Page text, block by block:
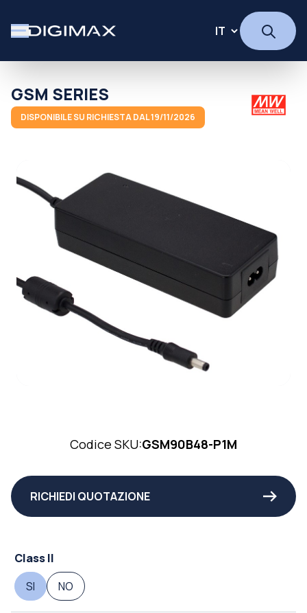
GSM SERIES
DISPONIBILE SU RICHIESTA DAL 19/11/2026
Codice SKU:GSM90B48-P1M
RICHIEDI QUOTAZIONE
Class II
SI
NO